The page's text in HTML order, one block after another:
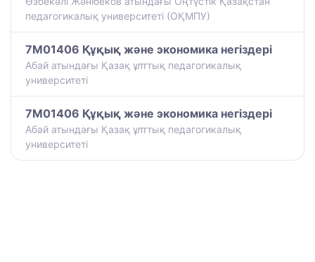
педагогикалық университеті (ОҚМПУ)
7M01406 Құқық және экономика негіздері
Абай атындағы Қазақ ұлттық педагогикалық
университеті
7M01406 Құқық және экономика негіздері
Абай атындағы Қазақ ұлттық педагогикалық
университеті